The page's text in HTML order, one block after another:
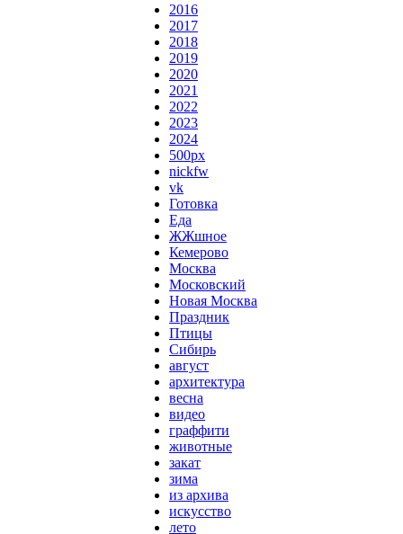
2016
2017
2018
2019
2020
2021
2022
2023
2024
500px
nickfw
vk
Готовка
Еда
ЖЖшное
Кемерово
Москва
Московский
Новая Москва
Праздник
Птицы
Сибирь
август
архитектура
весна
видео
граффити
животные
закат
зима
из архива
искусство
лето